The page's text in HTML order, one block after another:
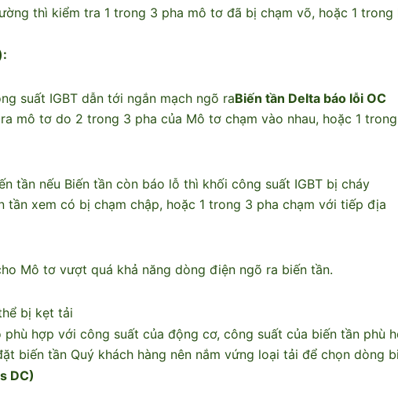
thì kiểm tra 1 trong 3 pha mô tơ đã bị chạm võ, hoặc 1
suất IGBT dẫn tới ngắn mạch ngõ raBiến tần Delta báo lỗi OC
mô tơ do 2 trong 3 pha của Mô tơ chạm vào nhau, hoặc 1
tần nếu Biến tần còn báo lỗ thì khối công suất IGBT bị cháy
tần xem có bị chạm chập, hoặc 1 trong 3 pha chạm với tiếp địa
Mô tơ vượt quá khả năng dòng điện ngõ ra biến tần.
bị kẹt tải
phù hợp với công suất của động cơ, công suất của biến tần phù
biến tần Quý khách hàng nên nắm vứng loại tải để chọn dòng
DC)